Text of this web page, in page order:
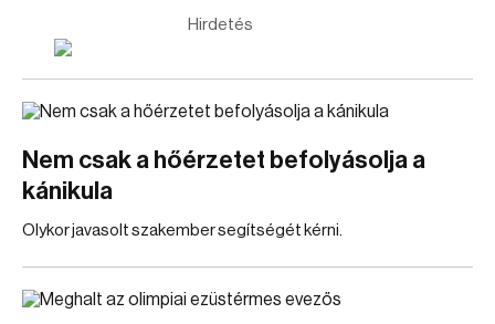
Hirdetés
Nem csak a hőérzetet befolyásolja a
kánikula
Olykor javasolt szakember segítségét kérni.